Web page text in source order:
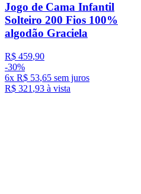
Jogo de Cama Infantil
Solteiro 200 Fios 100%
algodão Graciela
R$ 459,90
-30%
6x R$ 53,65 sem juros
R$ 321 ,93 à vista